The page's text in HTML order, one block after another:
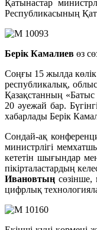
Қатынастар
Республикасының
Берік Камалиев өз
Соңғы 15 жылда
республикалық,
Қазақстанның
20 әуежай бар.
хабарлады Берік
Сондай-ақ
министрлігі
кететін шығындар
пікірталастардың
Ивановтыңсөзінше,
цифрлық